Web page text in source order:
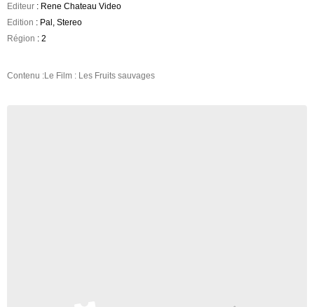
Editeur : Rene Chateau Video
Edition : Pal, Stereo
Région : 2
Contenu :Le Film : Les Fruits sauvages